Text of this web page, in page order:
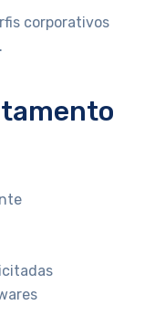
corporativos